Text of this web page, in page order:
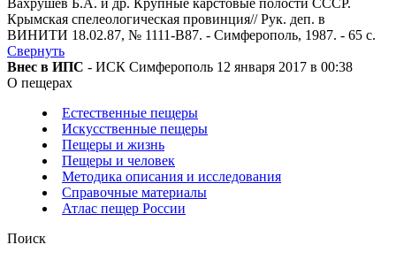
Вахрушев Б.А. и др. Крупные карстовые полости СССР.
Крымская спелеологическая провинция// Рук. деп. в
ВИНИТИ 18.02.87, № 1111-В87. - Симферополь, 1987. - 65 с.
Свернуть
Внес в ИПС - ИСК Симферополь 12 января 2017 в 00:38
О пещерах
Естественные пещеры
Искусственные пещеры
Пещеры и жизнь
Пещеры и человек
Методика описания и исследования
Справочные материалы
Атлас пещер России
Поиск